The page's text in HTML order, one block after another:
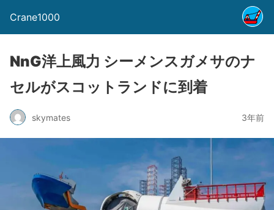
Crane1000
NnG洋上風力 シーメンスガメサのナ
セルがスコットランドに到着
skymates 3年前